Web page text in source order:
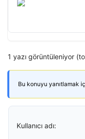
1 yazı görüntüleniyor
Bu konuyu yanıtlamak
Kullanıcı adı: